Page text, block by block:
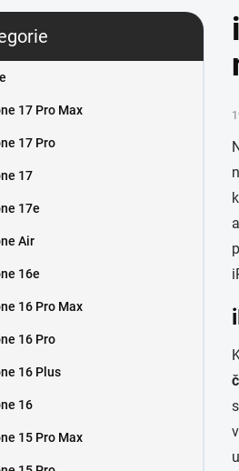
17 Pro Max
17 Pro
17
17e
Air
16e
16 Pro Max
16 Pro
16 Plus
16
15 Pro Max